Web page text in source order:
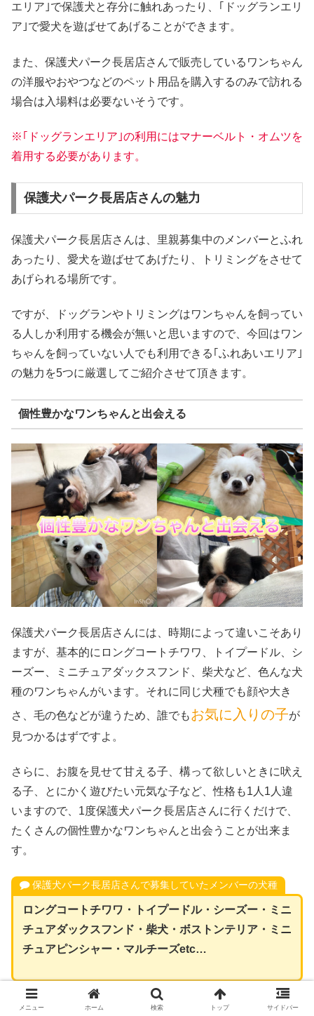
エリア｣で保護犬と存分に触れあったり、｢ドッグランエリ
ア｣で愛犬を遊ばせてあげることができます。
また、保護犬パーク長居店さんで販売しているワンちゃん
の洋服やおやつなどのペット用品を購入するのみで訪れる
場合は入場料は必要ないそうです。
※｢ドッグランエリア｣の利用にはマナーベルト・オムツを
着用する必要があります。
保護犬パーク長居店さんの魅力
保護犬パーク長居店さんは、里親募集中のメンバーとふれ
あったり、愛犬を遊ばせてあげたり、トリミングをさせて
あげられる場所です。
ですが、ドッグランやトリミングはワンちゃんを飼ってい
る人しか利用する機会が無いと思いますので、今回はワン
ちゃんを飼っていない人でも利用できる｢ふれあいエリア｣
の魅力を5つに厳選してご紹介させて頂きます。
個性豊かなワンちゃんと出会える
保護犬パーク長居店さんには、時期によって違いこそあり
ますが、基本的にロングコートチワワ、トイプードル、シ
ーズー、ミニチュアダックスフンド、柴犬など、色んな犬
種のワンちゃんがいます。それに同じ犬種でも顔や大き
さ、毛の色などが違うため、誰でも お気に入りの子が
見つかるはずですよ。
さらに、お腹を見せて甘える子、構って欲しいときに吠え
る子、とにかく遊びたい元気な子など、性格も1人1人違
いますので、1度保護犬パーク長居店さんに行くだけで、
たくさんの個性豊かなワンちゃんと出会うことが出来ま
す。
保護犬パーク長居店さんで募集していたメンバーの犬種
ロングコートチワワ・トイプードル・シーズー・ミニ
チュアダックスフンド・柴犬・ボストンテリア・ミニ
チュアピンシャー・マルチーズetc…
メニュー ホーム 検索 トップ サイドバー